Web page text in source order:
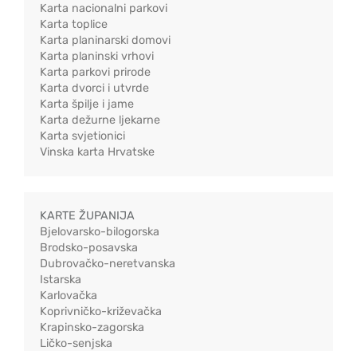
Karta nacionalni parkovi
Karta toplice
Karta planinarski domovi
Karta planinski vrhovi
Karta parkovi prirode
Karta dvorci i utvrde
Karta špilje i jame
Karta dežurne ljekarne
Karta svjetionici
Vinska karta Hrvatske
KARTE ŽUPANIJA
Bjelovarsko-bilogorska
Brodsko-posavska
Dubrovačko-neretvanska
Istarska
Karlovačka
Koprivničko-križevačka
Krapinsko-zagorska
Ličko-senjska